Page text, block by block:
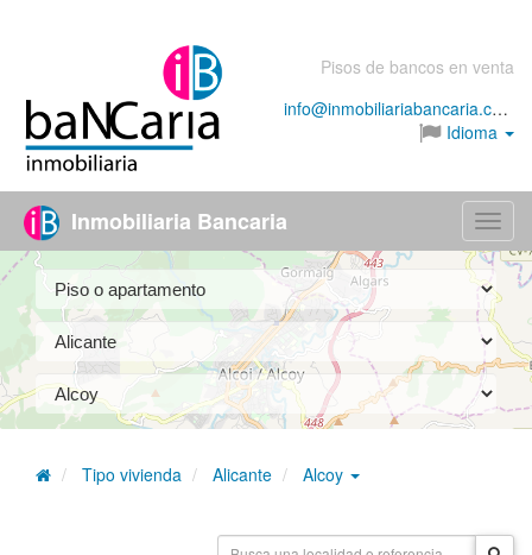
Pisos de bancos en venta
info@inmobiliariabancaria.com
Idioma
Menú
Inmobiliaria Bancaria
Tipo vivienda Alicante Alcoy